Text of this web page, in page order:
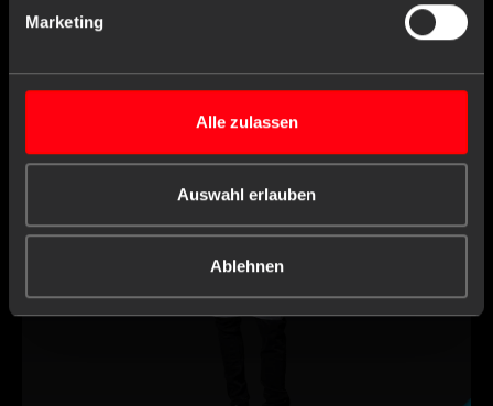
Marketing
Alle zulassen
Auswahl erlauben
Ablehnen